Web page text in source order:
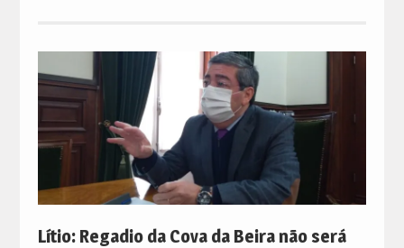
Lítio: Regadio da Cova da Beira não será